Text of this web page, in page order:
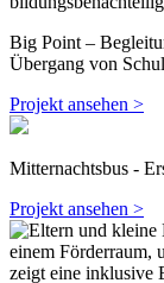
Big Point –
Übergang von
Projekt ansehen >
Mitternachtsbus -
Projekt ansehen >